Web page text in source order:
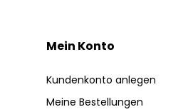
Mein Konto
Kundenkonto anlegen
Meine Bestellungen